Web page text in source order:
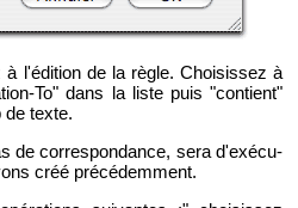
l'édi­tion de la règle. Choi­sis­sez à
To" dans la liste puis "contient"
de texte.
de cor­res­pon­dance, sera d'exé­cu­
créé pré­cé­dem­ment.